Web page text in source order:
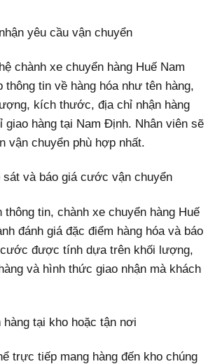
yêu cầu vận chuyển
chành xe chuyển hàng Huế Nam
thông tin về hàng hóa như tên hàng,
kích thước, địa chỉ nhận hàng
giao hàng tại Nam Định. Nhân viên sẽ
vận chuyển phù hợp nhất.
sát và báo giá cước vận chuyển
thông tin, chành xe chuyển hàng Huế
đánh giá đặc điểm hàng hóa và báo
được tính dựa trên khối lượng,
và hình thức giao nhận mà khách
tại kho hoặc tận nơi
trực tiếp mang hàng đến kho chúng